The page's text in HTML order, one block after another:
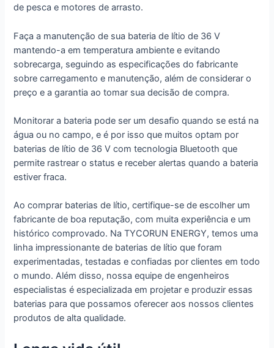
de pesca e motores de arrasto.
Faça a manutenção de sua bateria de lítio de 36 V
mantendo-a em temperatura ambiente e evitando
sobrecarga, seguindo as especificações do fabricante
sobre carregamento e manutenção, além de considerar o
preço e a garantia ao tomar sua decisão de compra.
Monitorar a bateria pode ser um desafio quando se está na
água ou no campo, e é por isso que muitos optam por
baterias de lítio de 36 V com tecnologia Bluetooth que
permite rastrear o status e receber alertas quando a bateria
estiver fraca.
Ao comprar baterias de lítio, certifique-se de escolher um
fabricante de boa reputação, com muita experiência e um
histórico comprovado. Na TYCORUN ENERGY, temos uma
linha impressionante de baterias de lítio que foram
experimentadas, testadas e confiadas por clientes em todo
o mundo. Além disso, nossa equipe de engenheiros
especialistas é especializada em projetar e produzir essas
baterias para que possamos oferecer aos nossos clientes
produtos de alta qualidade.